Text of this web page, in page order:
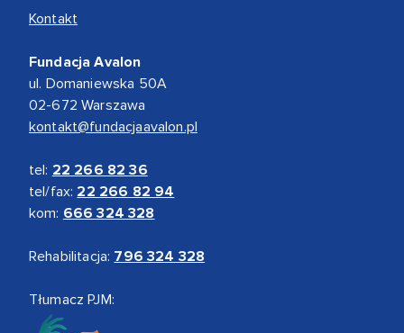
Kontakt
Fundacja Avalon
ul. Domaniewska 50A
02-672 Warszawa
kontakt@fundacjaavalon.pl
tel: 22 266 82 36
tel/fax: 22 266 82 94
kom: 666 324 328
Rehabilitacja: 796 324 328
Tłumacz PJM: